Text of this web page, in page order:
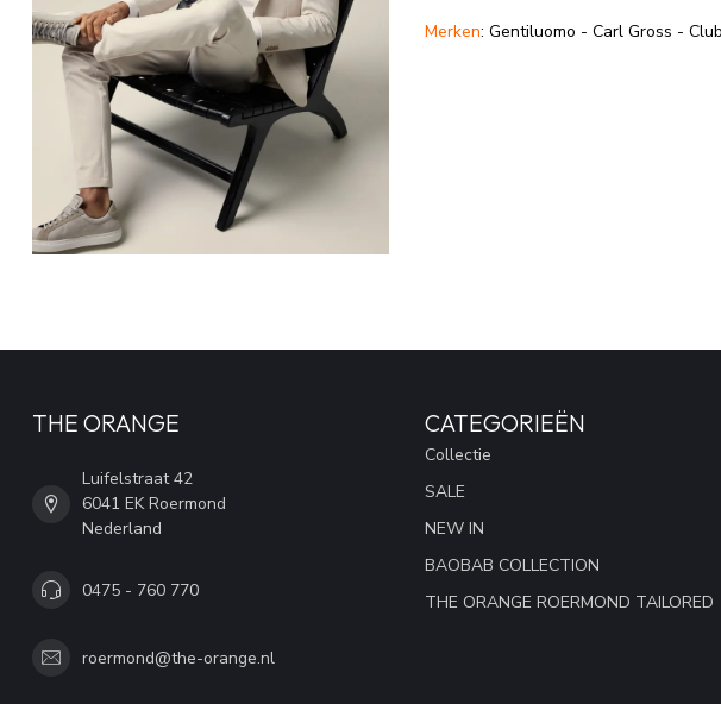
Merken: Gentiluomo - Carl Gross -
THE ORANGE
Luifelstraat 42
6041 EK Roermond
Nederland
0475 - 760 770
roermond@the-orange.nl
CATEGORIEËN
Collectie
SALE
NEW IN
BAOBAB COLLECTION
THE ORANGE ROERMOND TAILORED